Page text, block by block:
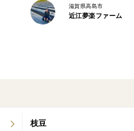
枝豆
滋賀県高島市
近江夢楽ファーム